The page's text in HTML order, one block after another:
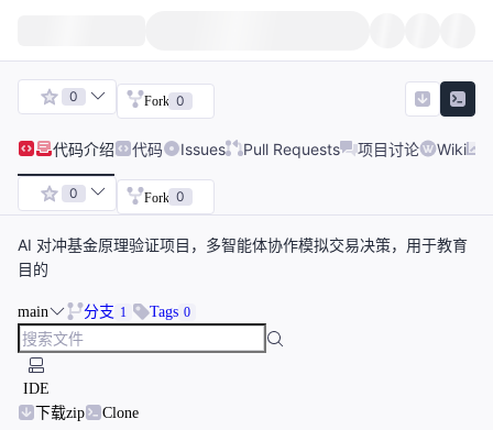
0 Fork 0
代码介绍 代码 Issues Pull Requests 项目讨论 Wiki
0 Fork 0
AI 对冲基金原理验证项目，多智能体协作模拟交易决策，用于教育
目的
main 分支 1 Tags 0
IDE
下载zip
Clone